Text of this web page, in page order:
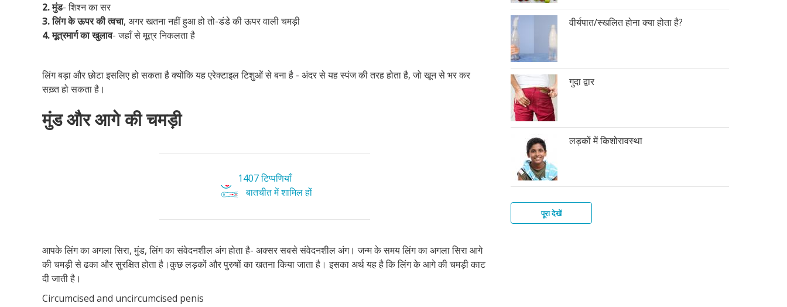
2.मुंड- शिश्न का सर
3. लिंग के ऊपर की त्वचा, अगर खतना नहीं हुआ हो तो-डंडे की ऊपर वाली चमड़ी
4. मूत्रमार्ग का खुलाव- जहाँ से मूत्र निकलता है
लिंग बड़ा और छोटा इसलिए हो सकता है क्योंकि यह एरेक्टाइल टिशुओं से बना है - अंदर से यह स्पंज की तरह होता है, जो खून से भर कर
सख़्त हो सकता है।
मुंड और आगे की चमड़ी
1407 टिप्पणियाँ
बातचीत में शामिल हों
आपके लिंग का अगला सिरा, मुंड, लिंग का संवेदनशील अंग होता है- अक्सर सबसे संवेदनशील अंग। जन्म के समय लिंग का अगला सिरा आगे
की चमड़ी से ढका और सुरक्षित होता है।कुछ लड़कों और पुरुषों का खतना किया जाता है। इसका अर्थ यह है कि लिंग के आगे की चमड़ी काट
दी जाती है।
Circumcised and uncircumcised penis
वीर्यपात/स्खलित होना क्या होता है?
गुदा द्वार
लड़कों में किशोरावस्था
पूरा देखें